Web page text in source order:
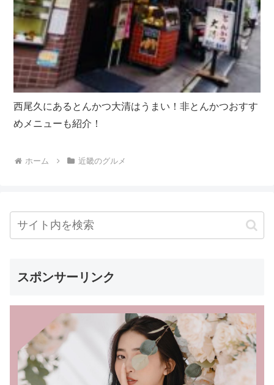
西尾久にあるとんかつ大清はうまい！非とんかつおすす
めメニューも紹介！
ホーム 近畿のグルメ
スポンサーリンク